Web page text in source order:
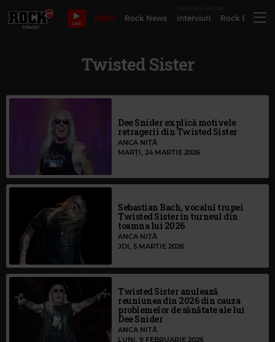
LIVE
Bilete Rock News Interviuri Rock
Twisted Sister
Dee Snider explică motivele
retragerii din Twisted Sister
ANCA NIȚĂ
MARȚI, 24 MARTIE 2026
Sebastian Bach, vocalul trupei
Twisted Sister în turneul din
toamna lui 2026
ANCA NIȚĂ
JOI, 5 MARTIE 2026
Twisted Sister anulează
reuniunea din 2026 din cauza
problemelor de sănătate ale lui
Dee Snider
ANCA NIȚĂ
LUNI, 9 FEBRUARIE 2026